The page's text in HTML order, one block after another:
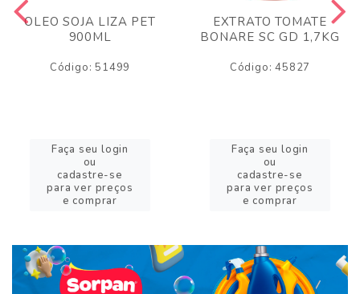
OLEO SOJA LIZA PET
900ML
Código: 51499
Faça seu login
ou
cadastre-se
para ver preços
e comprar
EXTRATO TOMATE
BONARE SC GD 1,7KG
Código: 45827
Faça seu login
ou
cadastre-se
para ver preços
e comprar